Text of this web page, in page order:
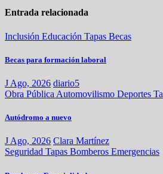
Entrada relacionada
Inclusión Educación Tapas Becas
Becas para formación laboral
J Ago, 2026 diario5
Obra Pública Automovilismo Deportes
Autódromo a nuevo
J Ago, 2026 Clara Martínez
Seguridad Tapas Bomberos Emergencias